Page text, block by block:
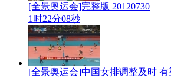
[全景奥运会]完整版 20120730
1时22分08秒
[全景奥运会]中国女排调整及时 有